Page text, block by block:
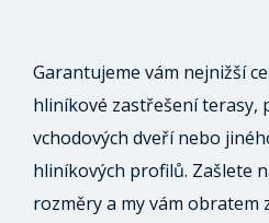
Garantujeme vám nejnižší
hliníkové zastřešení terasy,
vchodových dveří nebo
hliníkových profilů. Zašlete
rozměry a my vám obratem